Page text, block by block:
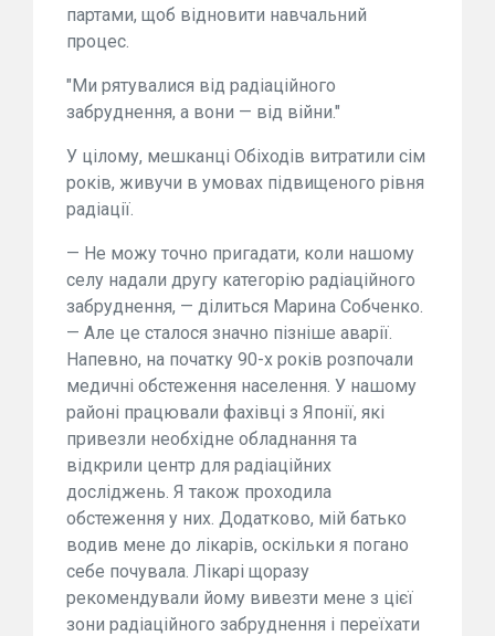
партами, щоб відновити навчальний
процес.
"Ми рятувалися від радіаційного
забруднення, а вони — від війни."
У цілому, мешканці Обіходів витратили сім
років, живучи в умовах підвищеного рівня
радіації.
— Не можу точно пригадати, коли нашому
селу надали другу категорію радіаційного
забруднення, — ділиться Марина Собченко.
— Але це сталося значно пізніше аварії.
Напевно, на початку 90-х років розпочали
медичні обстеження населення. У нашому
районі працювали фахівці з Японії, які
привезли необхідне обладнання та
відкрили центр для радіаційних
досліджень. Я також проходила
обстеження у них. Додатково, мій батько
водив мене до лікарів, оскільки я погано
себе почувала. Лікарі щоразу
рекомендували йому вивезти мене з цієї
зони радіаційного забруднення і переїхати